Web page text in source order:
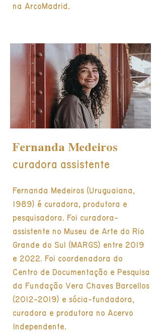
na ArcoMadrid.
Fernanda Medeiros
curadora assistente
Fernanda Medeiros (Uruguaiana,
1989) é curadora, produtora e
pesquisadora. Foi curadora-
assistente no Museu de Arte do Rio
Grande do Sul (MARGS) entre 2019
e 2022. Foi coordenadora do
Centro de Documentação e Pesquisa
da Fundação Vera Chaves Barcellos
(2012-2019) e sócia-fundadora,
curadora e produtora no Acervo
Independente.